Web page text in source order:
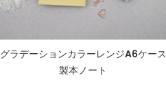
グラデーションカラーレンジA6ケース
製本ノート